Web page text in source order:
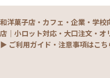
和洋菓子店・カフェ・企業・学校
店｜小ロット対応・大口注文・オ
▶ ご利用ガイド・注意事項はこち